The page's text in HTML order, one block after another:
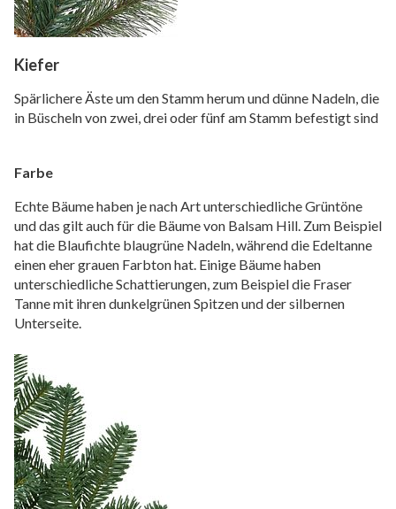
Kiefer
Spärlichere Äste um den Stamm herum und dünne Nadeln, die
in Büscheln von zwei, drei oder fünf am Stamm befestigt sind
Farbe
Echte Bäume haben je nach Art unterschiedliche Grüntöne
und das gilt auch für die Bäume von Balsam Hill. Zum Beispiel
hat die Blaufichte blaugrüne Nadeln, während die Edeltanne
einen eher grauen Farbton hat. Einige Bäume haben
unterschiedliche Schattierungen, zum Beispiel die Fraser
Tanne mit ihren dunkelgrünen Spitzen und der silbernen
Unterseite.